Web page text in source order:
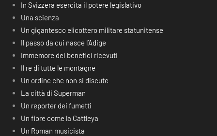
In Svizzera esercita il potere legislativo
Una scienza
Un gigantesco elicottero militare statunitense
Il passo da cui nasce l’Adige
Immemore dei benefici ricevuti
Il re di tutte le montagne
Un ordine che non si discute
La città di Superman
Un reporter dei fumetti
Un fiore come la Cattleya
Un Roman musicista